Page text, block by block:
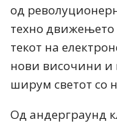
од
техно движењето
текот на
нови височини и
ширум светот со
Од андерграунд